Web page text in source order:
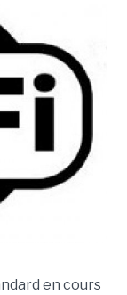
en cours